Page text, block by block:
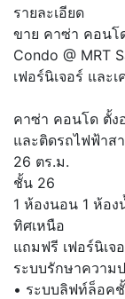
รายละเอียด
ขาย คาซ่า คอนโ
Condo @ MRT
เฟอร์นิเจอร์ และ
คาซ่า คอนโด ตั้ง
และติดรถไฟฟ้าส
26 ตร.ม.
ชั้น 26
1 ห้องนอน 1 ห้อง
ทิศเหนือ
แถมฟรี เฟอร์นิเจ
ระบบรักษาความ
• ระบบลิฟท์ล็อค